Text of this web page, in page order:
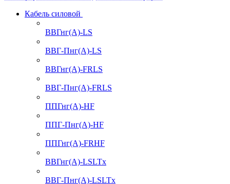
Кабель силовой
ВВГнг(А)-LS
ВВГ-Пнг(А)-LS
ВВГнг(А)-FRLS
ВВГ-Пнг(А)-FRLS
ППГнг(А)-HF
ППГ-Пнг(А)-HF
ППГнг(А)-FRHF
ВВГнг(А)-LSLTx
ВВГ-Пнг(А)-LSLTx